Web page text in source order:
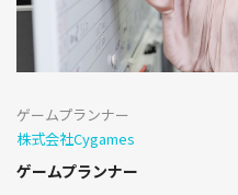
ゲームプランナー
株式会社Cygames
ゲームプランナー